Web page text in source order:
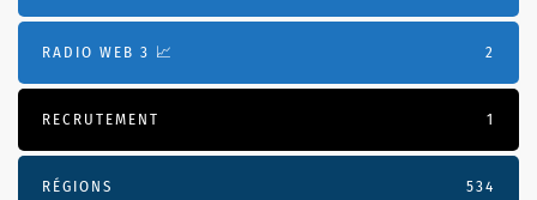
RADIO WEB 3 📈 2
RECRUTEMENT 1
RÉGIONS 534